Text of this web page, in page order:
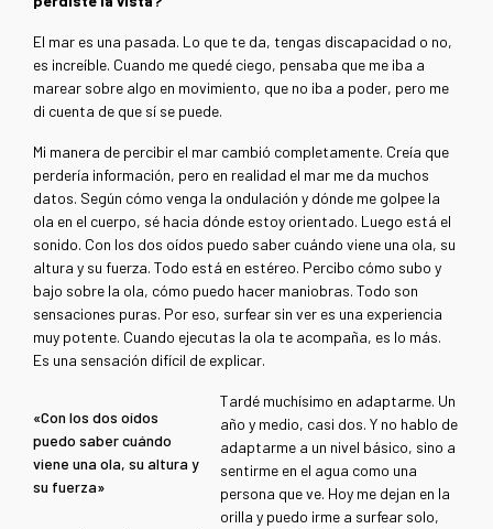
El mar es una pasada. Lo que te da, tengas discapacidad o no,
es increíble. Cuando me quedé ciego, pensaba que me iba a
marear sobre algo en movimiento, que no iba a poder, pero me
di cuenta de que sí se puede.
Mi manera de percibir el mar cambió completamente. Creía que
perdería información, pero en realidad el mar me da muchos
datos. Según cómo venga la ondulación y dónde me golpee la
ola en el cuerpo, sé hacia dónde estoy orientado. Luego está el
sonido. Con los dos oídos puedo saber cuándo viene una ola, su
altura y su fuerza. Todo está en estéreo. Percibo cómo subo y
bajo sobre la ola, cómo puedo hacer maniobras. Todo son
sensaciones puras. Por eso, surfear sin ver es una experiencia
muy potente. Cuando ejecutas la ola te acompaña, es lo más.
Es una sensación difícil de explicar.
«Con los dos oídos
puedo saber cuándo
viene una ola, su altura y
su fuerza»
Tardé muchísimo en adaptarme. Un
año y medio, casi dos. Y no hablo de
adaptarme a un nivel básico, sino a
sentirme en el agua como una
persona que ve. Hoy me dejan en la
orilla y puedo irme a surfear solo,